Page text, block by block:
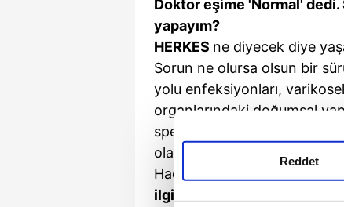
Reddet
Doktor eşime 'Normal' dedi.
yapayım?
HERKES ne diyecek diye
Sorun ne olursa olsun bir
yolu enfeksiyonları,
organlarındaki doğumsal
sperm sayısı, hareketlilik
olabilir.
Hadi hemen doktora...
ilgileniyorum. 3 aydır